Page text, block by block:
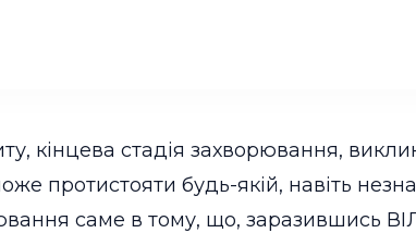
кінцева стадія захворювання,
протистояти будь-якій, навіть
саме в тому, що, заразившись